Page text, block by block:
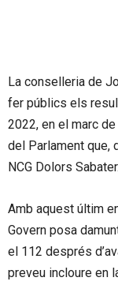
La conselleria de
fer públics els
2022, en el marc
del Parlament que,
NCG Dolors Sabater.
Amb aquest últim
Govern posa
el 112 després
preveu incloure en